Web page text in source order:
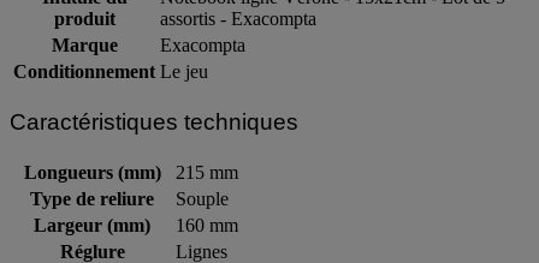
produit
assortis - Exacompta
Marque
Exacompta
Conditionnement Le jeu
Caractéristiques techniques
Longueurs (mm)
215 mm
Type de reliure
Souple
Largeur (mm)
160 mm
Réglure
Lignes